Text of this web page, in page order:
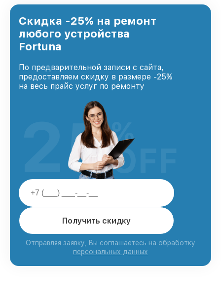
Скидка -25% на ремонт
любого устройства
Fortuna
По предварительной записи с сайта,
предоставляем скидку в размере -25%
на весь прайс услуг по ремонту
Получить скидку
Отправляя заявку, Вы соглашаетесь на обработку
персональных данных
25%
OFF